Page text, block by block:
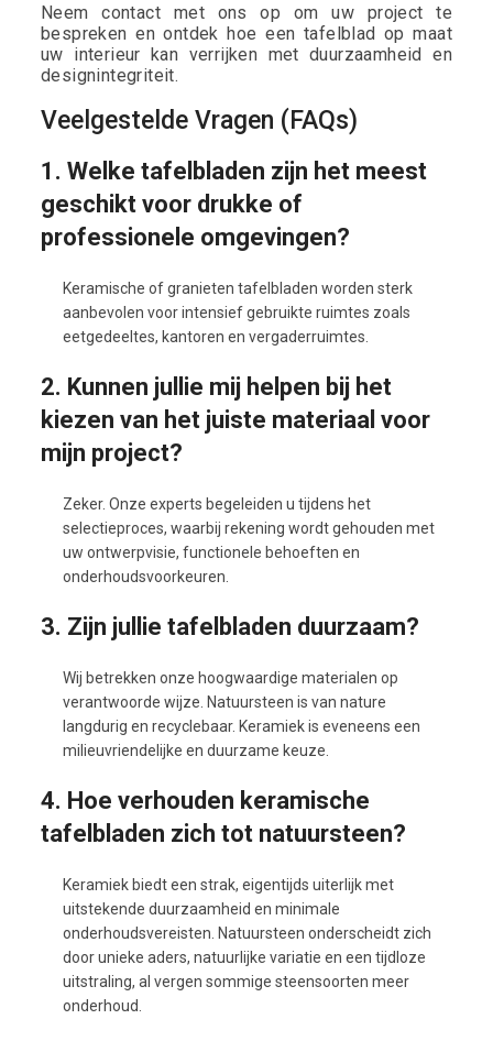
Neem contact met ons op om uw project te
bespreken en ontdek hoe een tafelblad op maat
uw interieur kan verrijken met duurzaamheid en
designintegriteit.
Veelgestelde Vragen (FAQs)
1. Welke tafelbladen zijn het meest
geschikt voor drukke of
professionele omgevingen?
Keramische of granieten tafelbladen worden sterk
aanbevolen voor intensief gebruikte ruimtes zoals
eetgedeeltes, kantoren en vergaderruimtes.
2. Kunnen jullie mij helpen bij het
kiezen van het juiste materiaal voor
mijn project?
Zeker. Onze experts begeleiden u tijdens het
selectieproces, waarbij rekening wordt gehouden met
uw ontwerpvisie, functionele behoeften en
onderhoudsvoorkeuren.
3. Zijn jullie tafelbladen duurzaam?
Wij betrekken onze hoogwaardige materialen op
verantwoorde wijze. Natuursteen is van nature
langdurig en recyclebaar. Keramiek is eveneens een
milieuvriendelijke en duurzame keuze.
4. Hoe verhouden keramische
tafelbladen zich tot natuursteen?
Keramiek biedt een strak, eigentijds uiterlijk met
uitstekende duurzaamheid en minimale
onderhoudsvereisten. Natuursteen onderscheidt zich
door unieke aders, natuurlijke variatie en een tijdloze
uitstraling, al vergen sommige steensoorten meer
onderhoud.